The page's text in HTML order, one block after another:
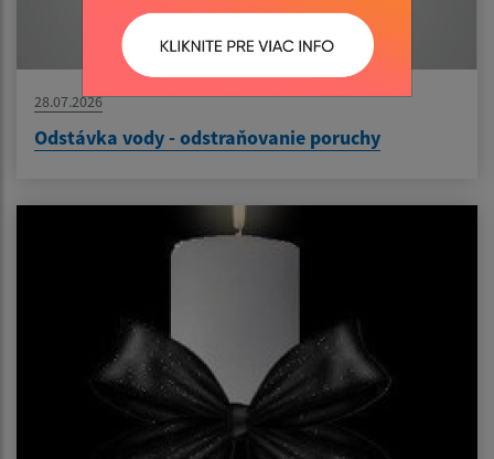
28.07.2026
Odstávka vody - odstraňovanie poruchy